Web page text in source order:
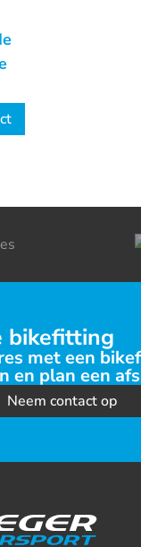
bikefitting
met een
en plan een
Neem contact op